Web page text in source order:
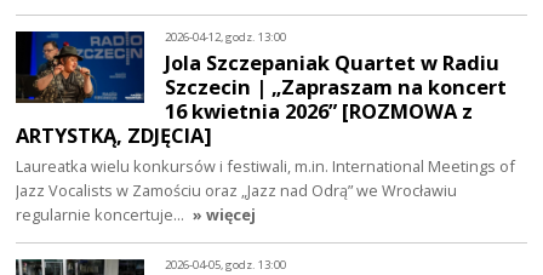
2026-04-12, godz. 13:00
Jola Szczepaniak Quartet w Radiu
Szczecin | „Zapraszam na koncert
16 kwietnia 2026” [ROZMOWA z
ARTYSTKĄ, ZDJĘCIA]
Laureatka wielu konkursów i festiwali, m.in. International Meetings of
Jazz Vocalists w Zamościu oraz „Jazz nad Odrą” we Wrocławiu
regularnie koncertuje… » więcej
2026-04-05, godz. 13:00